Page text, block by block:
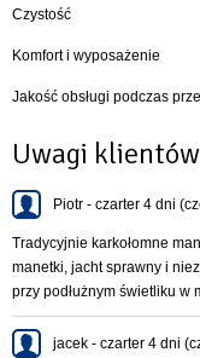
Czystość
Komfort i wyposażenie
Jakość obsługi podczas
Uwagi klientów
Piotr - czarter 4 dni
Tradycyjnie karkołomne
manetki, jacht sprawny i
przy podłużnym świetliku w
jacek - czarter 4 dni